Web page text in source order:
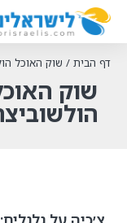
דף הבית / שוק האוכל
שוק